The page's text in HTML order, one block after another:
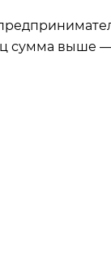
сумма выше